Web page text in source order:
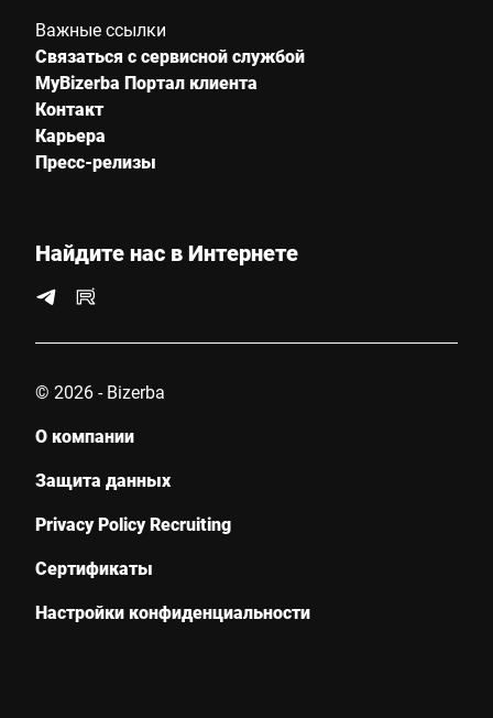
Важные ссылки
Связаться с сервисной службой
MyBizerba Портал клиента
Контакт
Карьера
Пресс-релизы
Найдите нас в Интернете
© 2026 - Bizerba
О компании
Защита данных
Privacy Policy Recruiting
Сертификаты
Настройки конфиденциальности